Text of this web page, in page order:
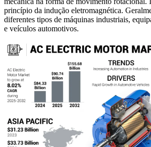
princípio da indução eletromagnética.
diferentes tipos de máquinas industriais,
e veículos automotivos.